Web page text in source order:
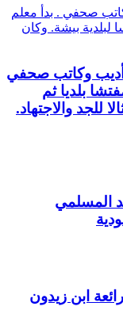
صحفي . بدأ معلم
لبلدية بيشة. وكان
أديب وكاتب صحفي
بلديا ثم
للجد والاجتهاد.
المسلمي
ابن زيدون